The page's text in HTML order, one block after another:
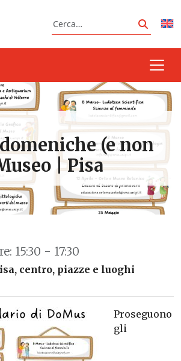
Cerca
Cerca
(e non
| Pisa
15:30 - 17:30
centro, piazze e luoghi
Proseguono
gli